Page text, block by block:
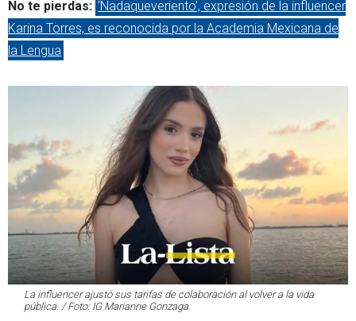
No te pierdas: ‘Nadaqueveriento’, expresión de la influencer
Karina Torres, es reconocida por la Academia Mexicana de
la Lengua
La influencer ajustó sus tarifas de colaboración al volver a la vida
pública. / Foto: IG Marianne Gonzaga